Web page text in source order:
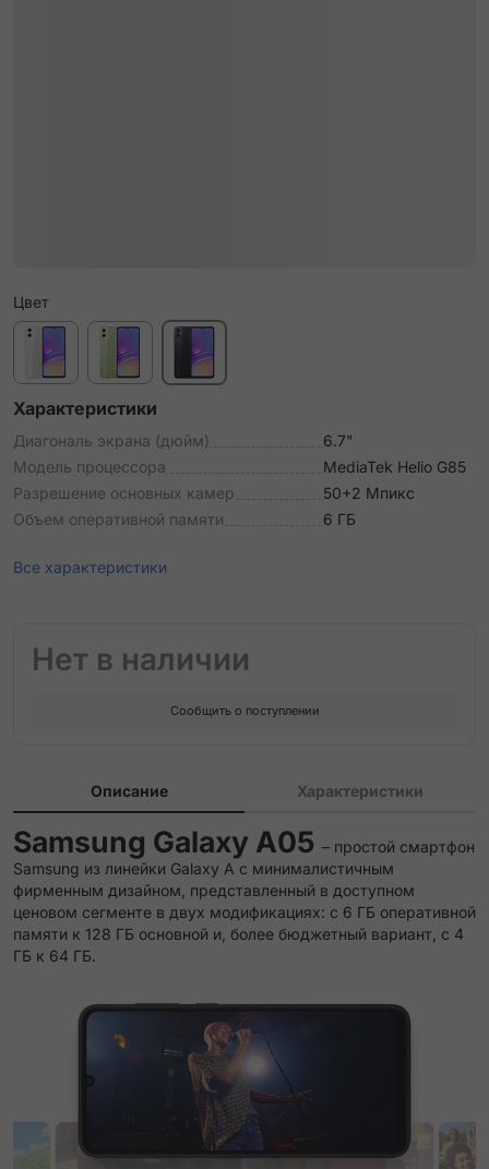
Цвет
Характеристики
Диагональ экрана (дюйм)
6.7"
Модель процессора
MediaTek Helio G85
Разрешение основных камер
50+2 Мпикс
Объем оперативной памяти
6 ГБ
Все характеристики
Нет в наличии
Сообщить о поступлении
Описание Характеристики
Samsung Galaxy A05 – простой смартфон
Samsung из линейки Galaxy A с минималистичным
фирменным дизайном, представленный в доступном
ценовом сегменте в двух модификациях: с 6 ГБ оперативной
памяти к 128 ГБ основной и, более бюджетный вариант, с 4
ГБ к 64 ГБ.